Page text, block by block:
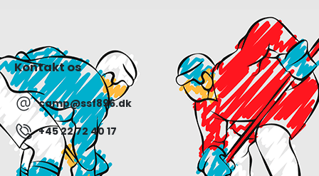
Kontakt os
camp@ssf896.dk
+45 22 72 40 17